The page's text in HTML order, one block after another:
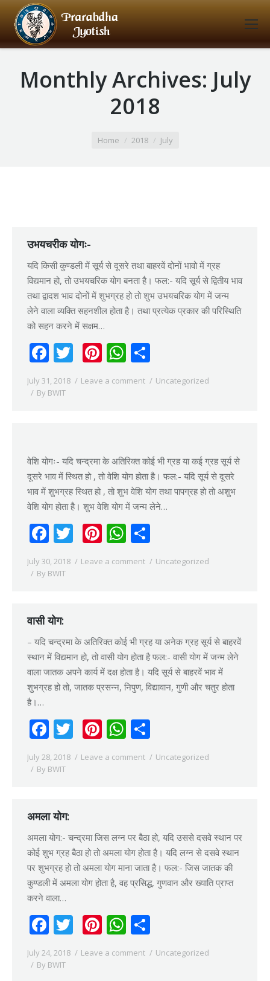
Monthly Archives: July
2018
Home 2018 July
उभयचरीक योगः-
यदि किसी कुण्डली में सूर्य से दूसरे तथा बाहरवें दोनों भावो में ग्रह
विद्यमान हो, तो उभयचरिक योग बनता है। फल:- यदि सूर्य से द्वितीय भाव
तथा द्वादश भाव दोनों में शुभग्रह हो तो शुभ उभयचरिक योग में जन्म
लेने वाला व्यक्ति सहनशील होता है। तथा प्रत्येक प्रकार की परिस्थिति
को सहन करने में सक्षम…
Facebook
Twitter
Pinterest
WhatsApp
July 31, 2018 Leave a comment
Uncategorized
By BWIT
वेशि योगः- यदि चन्द्रमा के अतिरिक्त कोई भी ग्रह या कई ग्रह सूर्य से
दूसरे भाव में स्थित हो , तो वेशि योग होता है। फल:- यदि सूर्य से दूसरे
भाव में शुभग्रह स्थित हो , तो शुभ वेशि योग तथा पापग्रह हो तो अशुभ
वेशि योग होता है। शुभ वेशि योग में जन्म लेने…
Facebook
Twitter
Pinterest
WhatsApp
July 30, 2018 Leave a comment
Uncategorized
By BWIT
वासी योग:
– यदि चन्द्रमा के अतिरिक्त कोई भी ग्रह या अनेक ग्रह सूर्य से बाहरवें
स्थान में विद्यमान हो, तो वासी योग होता है फल:- वासी योग में जन्म लेने
वाला जातक अपने कार्य में दक्ष होता है। यदि सूर्य से बाहरवें भाव में
शुभग्रह हो तो, जातक प्रसन्न, निपुण, विद्यावान, गुणी और चतुर होता
है।…
Facebook
Twitter
Pinterest
WhatsApp
July 28, 2018 Leave a comment
Uncategorized
By BWIT
अमला योग:
अमला योग:- चन्द्रमा जिस लग्न पर बैठा हो, यदि उससे दसवे स्थान पर
कोई शुभ ग्रह बैठा हो तो अमला योग होता है। यदि लग्न से दसवे स्थान
पर शुभग्रह हो तो अमला योग माना जाता है। फल:- जिस जातक की
कुण्डली में अमला योग होता है, वह प्रसिद्ध, गुणवान और ख्याति प्राप्त
करने वाला…
Facebook
Twitter
Pinterest
WhatsApp
July 24, 2018 Leave a comment
Uncategorized
By BWIT